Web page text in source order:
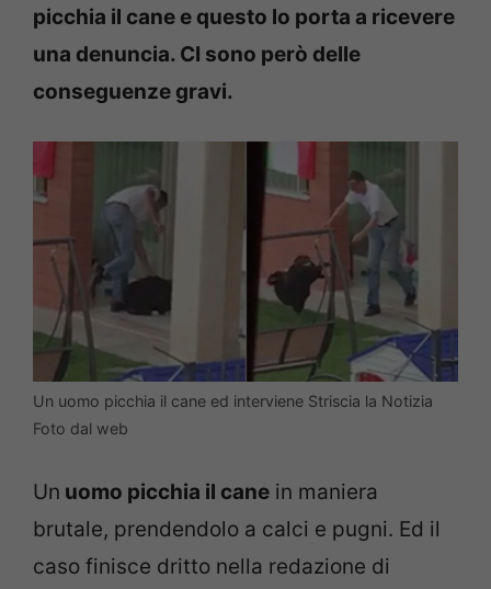
picchia il cane e questo lo porta a ricevere
una denuncia. CI sono però delle
conseguenze gravi.
Un uomo picchia il cane ed interviene Striscia la Notizia
Foto dal web
Un uomo picchia il cane in maniera
brutale, prendendolo a calci e pugni. Ed il
caso finisce dritto nella redazione di